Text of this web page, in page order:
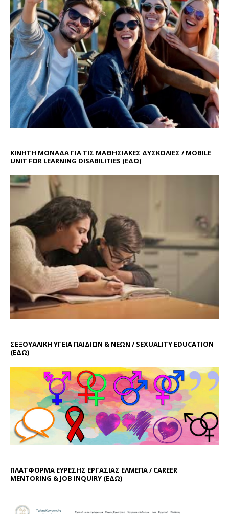
ΚΙΝΗΤΗ ΜΟΝΑΔΑ ΓΙΑ ΤΙΣ ΜΑΘΗΣΙΑΚΕΣ ΔΥΣΚΟΛΙΕΣ / MOBILE
UNIT FOR LEARNING DISABILITIES (ΕΔΩ)
ΣΕΞΟΥΑΛΙΚΗ ΥΓΕΙΑ ΠΑΙΔΙΩΝ & ΝΕΩΝ / SEXUALITY EDUCATION
(ΕΔΩ)
ΠΛΑΤΦΟΡΜΑ ΕΥΡΕΣΗΣ ΕΡΓΑΣΙΑΣ ΕΛΜΕΠΑ / CAREER
MENTORING & JOB INQUIRY (ΕΔΩ)